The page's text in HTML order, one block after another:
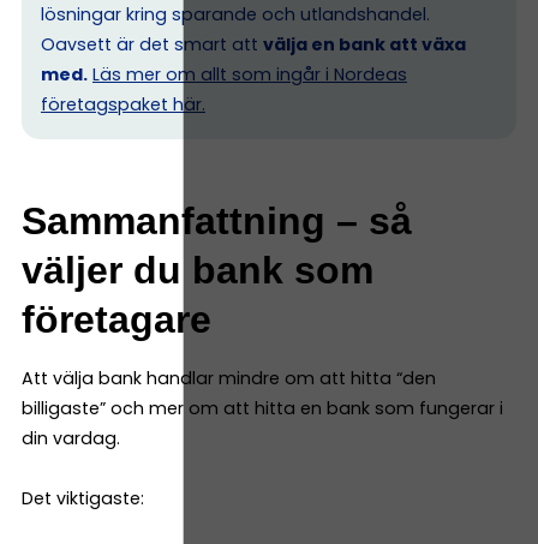
lösningar kring sparande och utlandshandel.
Oavsett är det smart att välja en bank att växa
med. Läs mer om allt som ingår i Nordeas
företagspaket här.
Sammanfattning – så
väljer du bank som
företagare
Att välja bank handlar mindre om att hitta “den
billigaste” och mer om att hitta en bank som fungerar i
din vardag.
Det viktigaste: